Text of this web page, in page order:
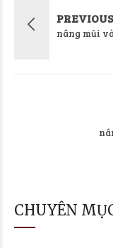
PREVIOUS
nâng mũi
CHUYÊN